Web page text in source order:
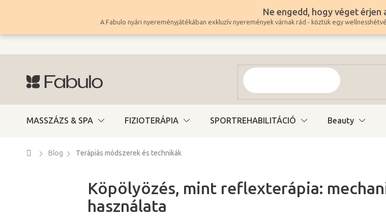
tartalomhoz
Ne engedd, hogy véget érjen
A Fabulo nyári nyereményjátékában exkluzív nyeremények várnak rád - köztük egy
MASSZÁZS & SPA FIZIOTERÁPIA SPORTREHABILITÁCIÓ Beauty
Kezdőlap
Blog Terápiás módszerek és technikák
Köpölyözés, mint reflexterápia:
használata